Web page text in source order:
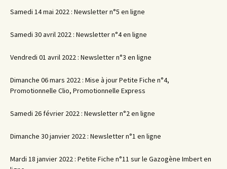
Samedi 14 mai 2022 : Newsletter n°5 en ligne
Samedi 30 avril 2022 : Newsletter n°4 en ligne
Vendredi 01 avril 2022 : Newsletter n°3 en ligne
Dimanche 06 mars 2022 : Mise à jour Petite Fiche n°4,
Promotionnelle Clio, Promotionnelle Express
Samedi 26 février 2022 : Newsletter n°2 en ligne
Dimanche 30 janvier 2022 : Newsletter n°1 en ligne
Mardi 18 janvier 2022 : Petite Fiche n°11 sur le Gazogène Imbert en